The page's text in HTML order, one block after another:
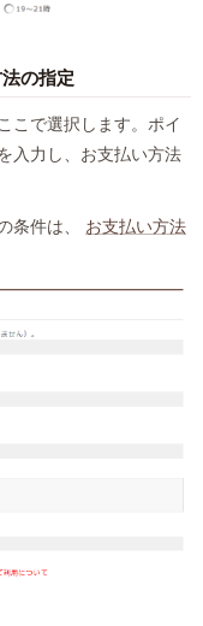
の指定
こで選択します。ポイ
入力し、お支払い方法
条件は、 お支払い方法